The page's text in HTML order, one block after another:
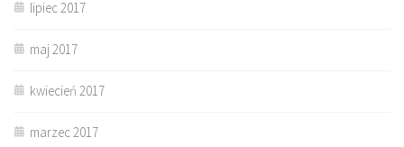
lipiec 2017
maj 2017
kwiecień 2017
marzec 2017